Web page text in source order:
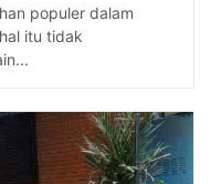
populer dalam
itu tidak